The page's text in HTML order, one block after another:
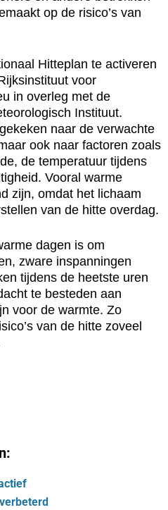
op de risico’s van
Hitteplan te activeren
voor
in overleg met de
Instituut.
naar de verwachte
ook naar factoren zoals
de temperatuur tijdens
Vooral warme
zijn, omdat het lichaam
van de hitte overdag.
dagen is om
zware inspanningen
tijdens de heetste uren
te besteden aan
voor de warmte. Zo
van de hitte zoveel